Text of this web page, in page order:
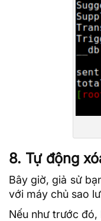
8. Tự động
Bây giờ, giả sử
với máy chủ sao
Nếu như trước